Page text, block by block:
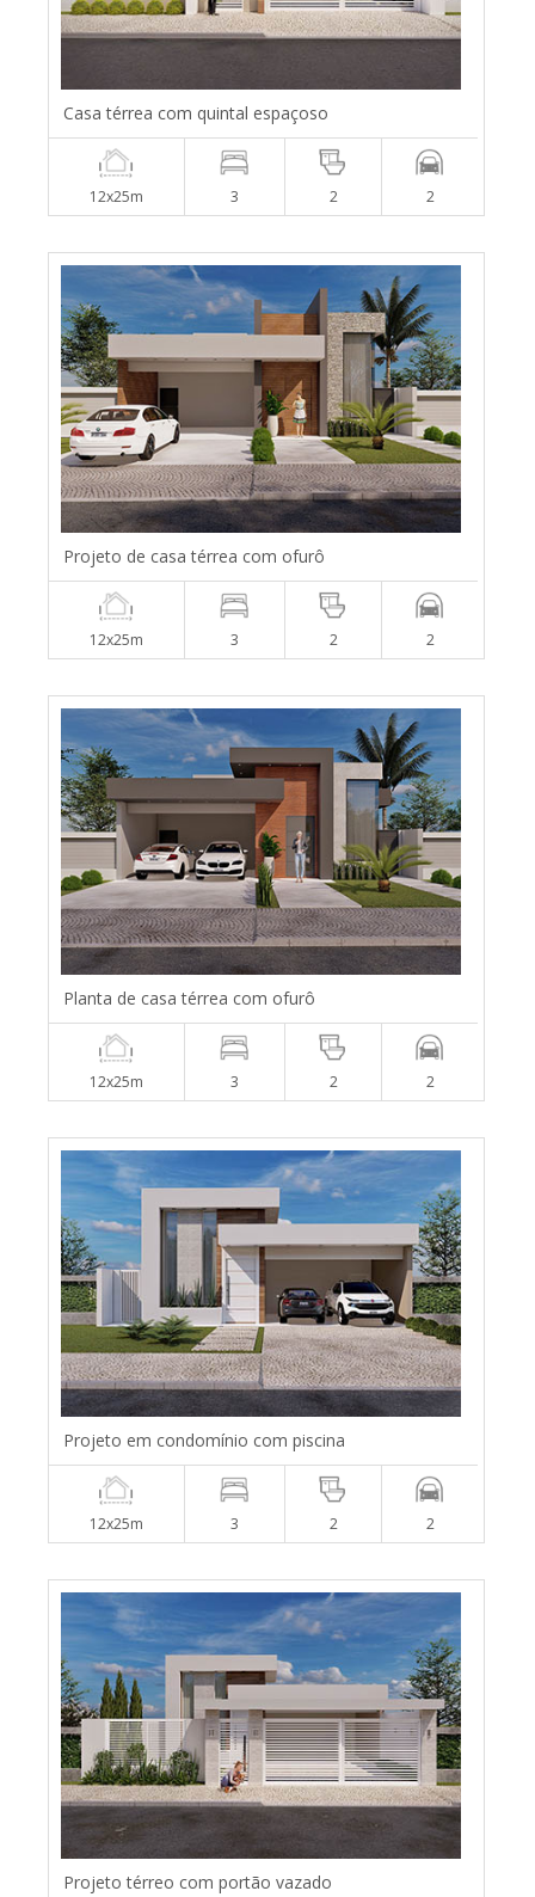
Casa térrea com quintal espaçoso
12x25m 3 2 2
Projeto de casa térrea com ofurô
12x25m 3 2 2
Planta de casa térrea com ofurô
12x25m 3 2 2
Projeto em condomínio com piscina
12x25m 3 2 2
Projeto térreo com portão vazado